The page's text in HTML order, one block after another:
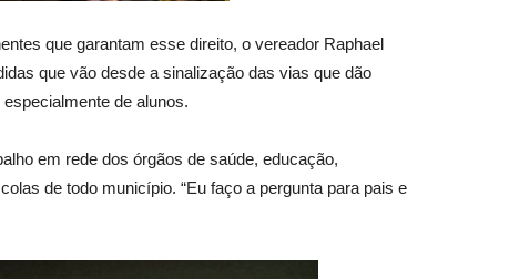
que garantam esse direito, o vereador Raphael
que vão desde a sinalização das vias que dão
de alunos.
em rede dos órgãos de saúde, educação,
de todo município. “Eu faço a pergunta para pais e